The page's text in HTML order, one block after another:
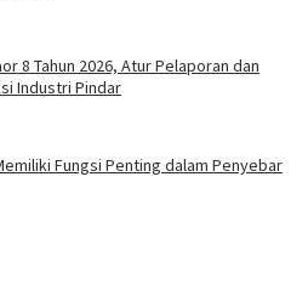
8 Tahun 2026, Atur Pelaporan dan
Industri Pindar
Fungsi Penting dalam Penyebar